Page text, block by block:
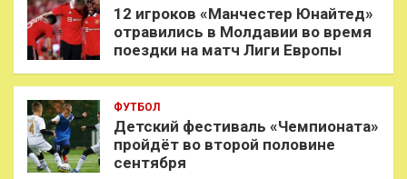
12 игроков «Манчестер Юнайтед»
отравились в Молдавии во время
поездки на матч Лиги Европы
ФУТБОЛ
Детский фестиваль «Чемпионата»
пройдёт во второй половине
сентября